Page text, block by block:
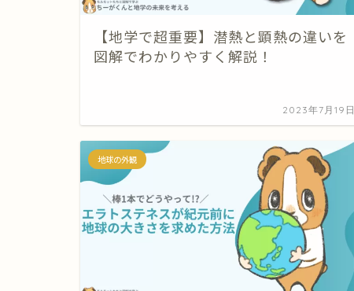
【地学で超重要】潜熱と顕熱の違いを
図解でわかりやすく解説！
2023年7月19日
地球の外観